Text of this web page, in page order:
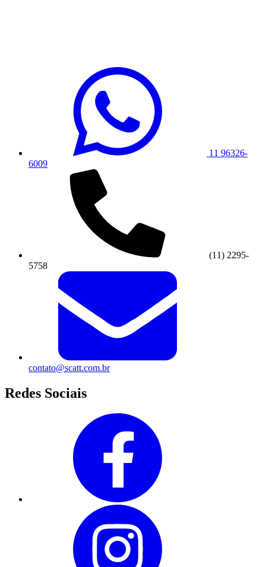
11 96326-
6009
(11) 2295-
5758
contato@scatt.com.br
Redes Sociais